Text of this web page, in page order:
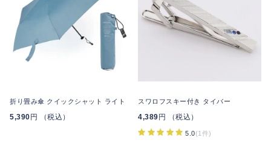
折り畳み傘 クイックシャット ライト
5,390円 （税込）
スワロフスキー付き タイバー
4,389円 （税込）
5.0(1件)